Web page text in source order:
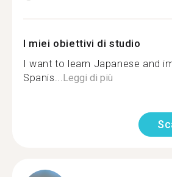
I miei obiettivi di studio
I want to learn Japanese and
Spanis...Leggi di più